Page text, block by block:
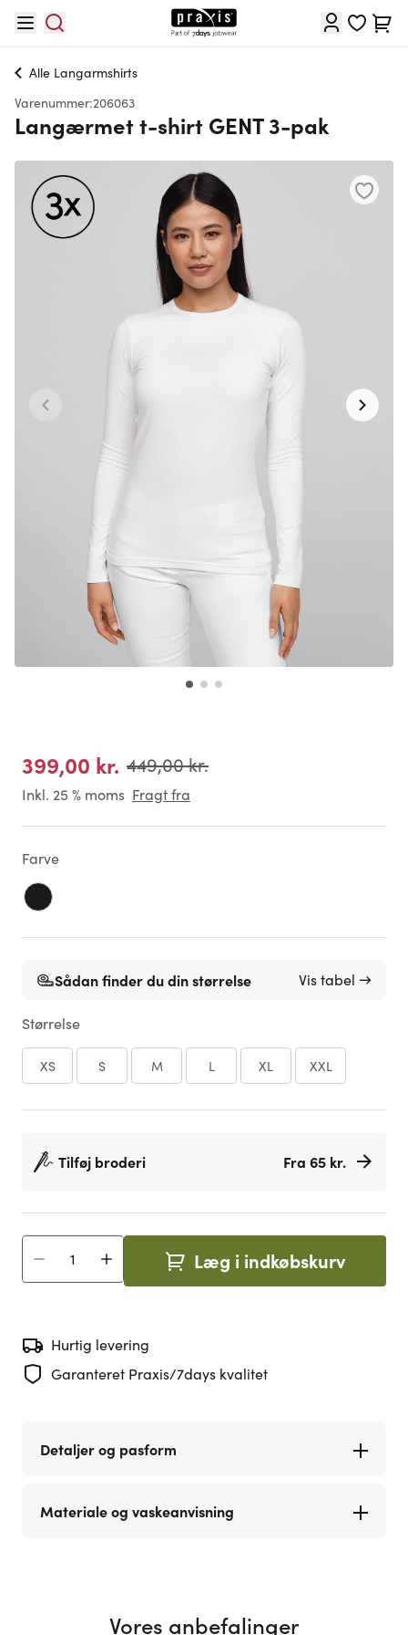
Cart
Alle Langarmshirts
Varenummer:206063
Langærmet t-shirt GENT 3-pak
399,00 kr. 449,00 kr.
Inkl. 25 % moms Fragt fra
Farve
Sådan finder du din størrelse Vis tabel →
Størrelse
XS S M L XL XXL
Tilføj broderi Fra 65 kr.
Antal Læg i indkøbskurv
Hurtig levering
Garanteret Praxis/7days kvalitet
Detaljer og pasform
Materiale og vaskeanvisning
Vores anbefalinger